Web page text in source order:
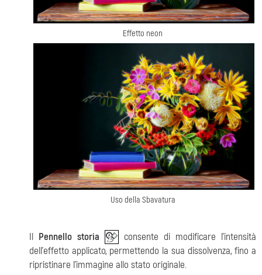
Effetto neon
Uso della Sbavatura
Il Pennello storia
consente di modificare l'intensità
dell'effetto applicato, permettendo la sua dissolvenza, fino a
ripristinare l'immagine allo stato originale.